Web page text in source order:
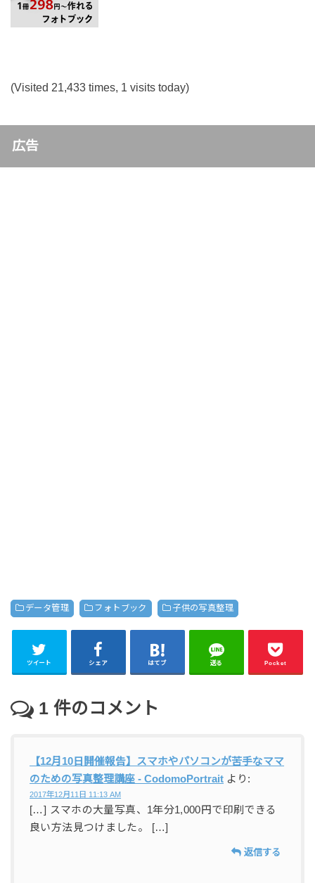
(Visited 21,433 times, 1 visits today)
広告
データ管理 フォトブック 子供の写真整理
ツイート シェア はてブ 送る Pocket
1件のコメント
【12月10日開催報告】スマホやパソコンが苦手なママ
のための写真整理講座 - CodomoPortrait より:
2017年12月11日 11:13 AM
[…] スマホの大量写真、1年分1,000円で印刷できる
良い方法見つけました。 […]
返信する